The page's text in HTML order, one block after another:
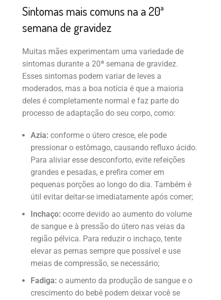
Sintomas mais comuns na a 20ª
semana de gravidez
Muitas mães experimentam uma variedade de
sintomas durante a 20ª semana de gravidez.
Esses sintomas podem variar de leves a
moderados, mas a boa notícia é que a maioria
deles é completamente normal e faz parte do
processo de adaptação do seu corpo, como:
Azia: conforme o útero cresce, ele pode
pressionar o estômago, causando refluxo ácido.
Para aliviar esse desconforto, evite refeições
grandes e pesadas, e prefira comer em
pequenas porções ao longo do dia. Também é
útil evitar deitar-se imediatamente após comer;
Inchaço: ocorre devido ao aumento do volume
de sangue e à pressão do útero nas veias da
região pélvica. Para reduzir o inchaço, tente
elevar as pernas sempre que possível e use
meias de compressão, se necessário;
Fadiga: o aumento da produção de sangue e o
crescimento do bebê podem deixar você se